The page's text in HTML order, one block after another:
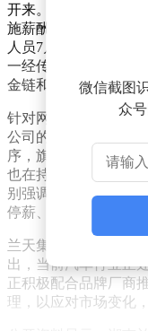
开来。文件内容显示
施薪酬调整方案，其
人员7月薪资将被停
一经传出，便迅速在
金链和经营状况的担
针对网络上的种种质
公司的实际经营状况
序，旗下各线下门店
也在持续推进，售后
别强调，所有在岗员
停薪、降薪的情况。
兰天集团还进一步解
出，当前汽车行业正
正积极配合品牌厂商
理，以应对市场变化
微信截图
众